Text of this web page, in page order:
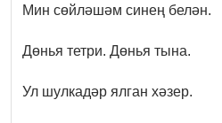
Мин сөйләшәм синең белән.
Дөнья тетри. Дөнья тына.
Ул шулкадәр ялган хәзер.